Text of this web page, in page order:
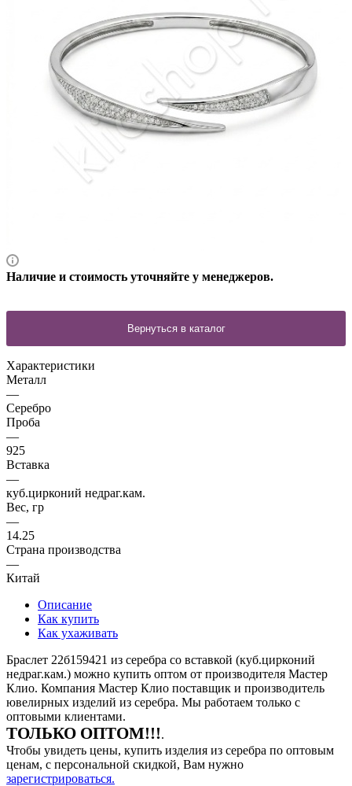
Наличие и стоимость уточняйте у менеджеров.
Характеристики
Металл
—
Серебро
Проба
—
925
Вставка
—
куб.цирконий недраг.кам.
Вес, гр
—
14.25
Страна производства
—
Китай
Описание
Как купить
Как ухаживать
Браслет 22б159421 из серебра со вставкой (куб.цирконий
недраг.кам.) можно купить оптом от производителя Мастер
Клио. Компания Мастер Клио поставщик и производитель
ювелирных изделий из серебра. Мы работаем только с
оптовыми клиентами.
ТОЛЬКО ОПТОМ!!!.
Чтобы увидеть цены, купить изделия из серебра по оптовым
ценам, с персональной скидкой, Вам нужно
зарегистрироваться.